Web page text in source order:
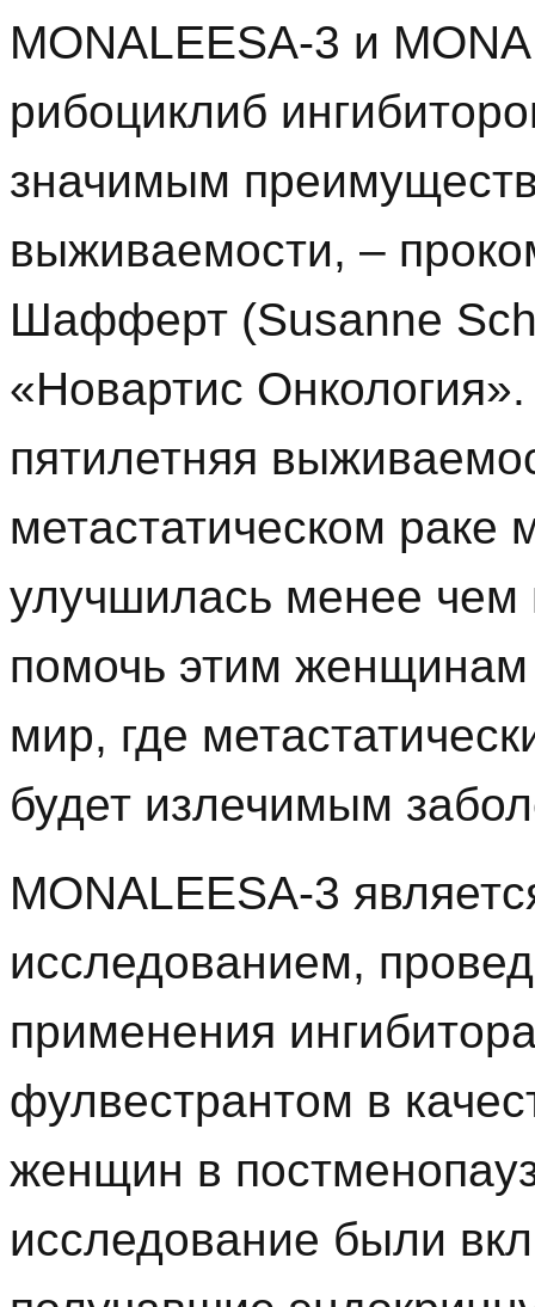
MONALEESA-3 и
рибоциклиб
значимым
выживаемости, –
Шафферт (Susanne
«Новартис
пятилетняя
метастатическом раке
улучшилась менее
помочь этим
мир, где
будет излечимым
MONALEESA-3
исследованием,
применения
фулвестрантом в
женщин в
исследование были